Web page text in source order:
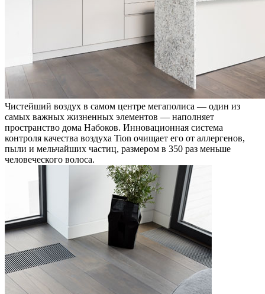
Чистейший воздух в самом центре мегаполиса — один из
самых важных жизненных элементов — наполняет
пространство дома Набоков. Инновационная система
контроля качества воздуха Tion очищает его от аллергенов,
пыли и мельчайших частиц, размером в 350 раз меньше
человеческого волоса.